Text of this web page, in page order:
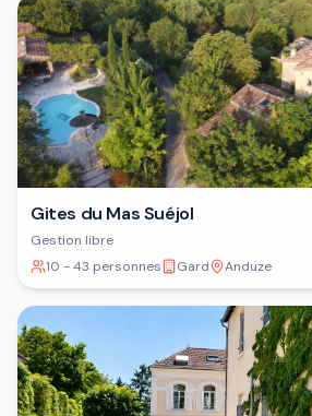
Gites du Mas Suéjol
Gestion libre
10 - 43 personnes
Gard Anduze